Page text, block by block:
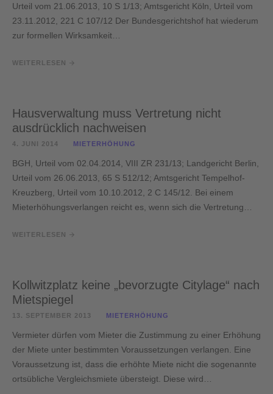
Urteil vom 21.06.2013, 10 S 1/13; Amtsgericht Köln, Urteil vom
23.11.2012, 221 C 107/12 Der Bundesgerichtshof hat wiederum
zur formellen Wirksamkeit…
WEITERLESEN
Hausverwaltung muss Vertretung nicht
ausdrücklich nachweisen
4. JUNI 2014 MIETERHÖHUNG
BGH, Urteil vom 02.04.2014, VIII ZR 231/13; Landgericht Berlin,
Urteil vom 26.06.2013, 65 S 512/12; Amtsgericht Tempelhof-
Kreuzberg, Urteil vom 10.10.2012, 2 C 145/12. Bei einem
Mieterhöhungsverlangen reicht es, wenn sich die Vertretung…
WEITERLESEN
Kollwitzplatz keine „bevorzugte Citylage“ nach
Mietspiegel
13. SEPTEMBER 2013 MIETERHÖHUNG
Vermieter dürfen vom Mieter die Zustimmung zu einer Erhöhung
der Miete unter bestimmten Voraussetzungen verlangen. Eine
Voraussetzung ist, dass die erhöhte Miete nicht die sogenannte
ortsübliche Vergleichsmiete übersteigt. Diese wird…